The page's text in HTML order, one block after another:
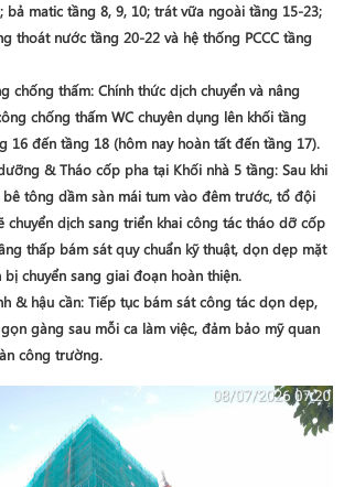
bả matic tầng 8, 9, 10; trát vữa ngoài tầng 15-23;
thoát nước tầng 20-22 và hệ thống PCCC tầng
chống thấm: Chính thức dịch chuyển và nâng
chống thấm WC chuyên dụng lên khối tầng
16 đến tầng 18 (hôm nay hoàn tất đến tầng 17).
& Tháo cốp pha tại Khối nhà 5 tầng: Sau khi
bê tông dầm sàn mái tum vào đêm trước, tổ đội
chuyển dịch sang triển khai công tác tháo dỡ cốp
thấp bám sát quy chuẩn kỹ thuật, dọn dẹp mặt
bị chuyển sang giai đoạn hoàn thiện.
& hậu cần: Tiếp tục bám sát công tác dọn dẹp,
gàng sau mỗi ca làm việc, đảm bảo mỹ quan
công trường.